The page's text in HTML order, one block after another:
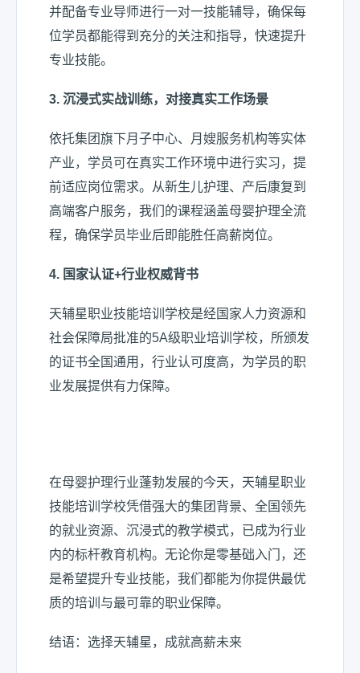
并配备专业导师进行一对一技能辅导，确保每
位学员都能得到充分的关注和指导，快速提升
专业技能。
3. 沉浸式实战训练，对接真实工作场景
依托集团旗下月子中心、月嫂服务机构等实体
产业，学员可在真实工作环境中进行实习，提
前适应岗位需求。从新生儿护理、产后康复到
高端客户服务，我们的课程涵盖母婴护理全流
程，确保学员毕业后即能胜任高薪岗位。
4. 国家认证+行业权威背书
天辅星职业技能培训学校是经国家人力资源和
社会保障局批准的5A级职业培训学校，所颁发
的证书全国通用，行业认可度高，为学员的职
业发展提供有力保障。
在母婴护理行业蓬勃发展的今天，天辅星职业
技能培训学校凭借强大的集团背景、全国领先
的就业资源、沉浸式的教学模式，已成为行业
内的标杆教育机构。无论你是零基础入门，还
是希望提升专业技能，我们都能为你提供最优
质的培训与最可靠的职业保障。
结语：选择天辅星，成就高薪未来